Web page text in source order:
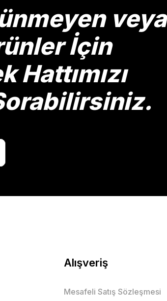
Gönder
veya
İçin
Hattımızı
Alışveriş
Mesafeli Satış Sözleşmesi